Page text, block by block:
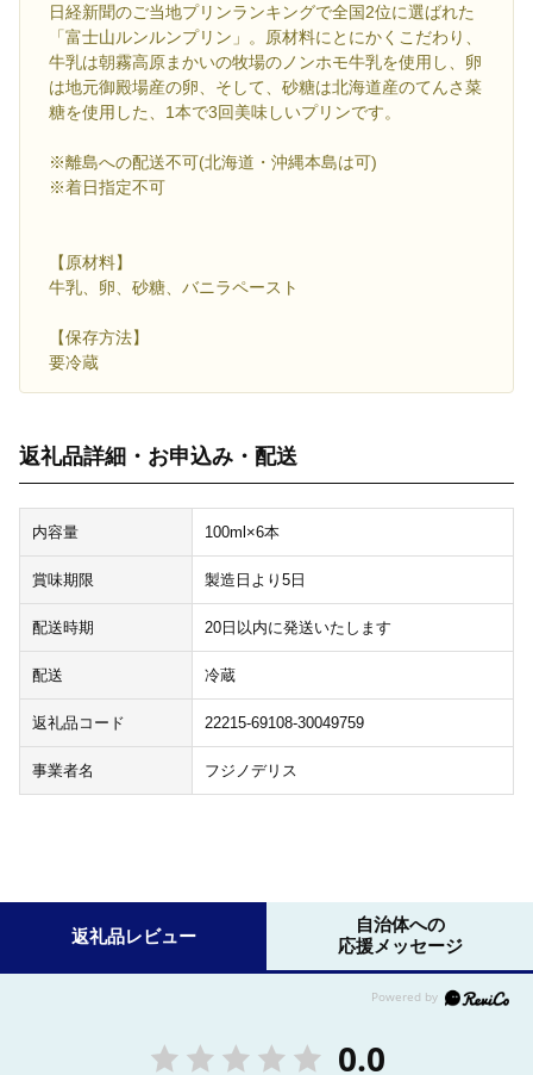
日経新聞のご当地プリンランキングで全国2位に選ばれた
「富士山ルンルンプリン」。原材料にとにかくこだわり、
牛乳は朝霧高原まかいの牧場のノンホモ牛乳を使用し、卵
は地元御殿場産の卵、そして、砂糖は北海道産のてんさ菜
糖を使用した、1本で3回美味しいプリンです。
※離島への配送不可(北海道・沖縄本島は可)
※着日指定不可
【原材料】
牛乳、卵、砂糖、バニラペースト
【保存方法】
要冷蔵
返礼品詳細・お申込み・配送
内容量 100ml×6本
賞味期限 製造日より5日
配送時期 20日以内に発送いたします
配送 冷蔵
返礼品コード 22215-69108-30049759
事業者名 フジノデリス
返礼品レビュー
自治体への
応援メッセージ
0.0